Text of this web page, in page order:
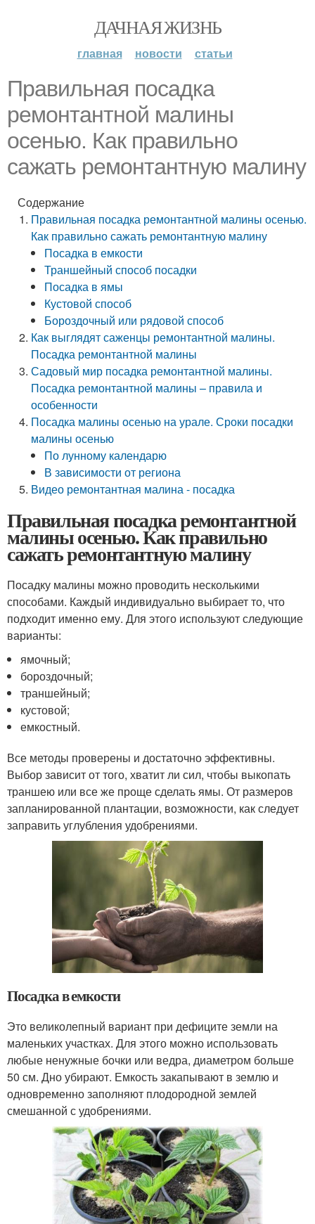
ДАЧНАЯ ЖИЗНЬ
главная новости статьи
Правильная посадка
ремонтантной малины
осенью. Как правильно
сажать ремонтантную малину
Содержание
Правильная посадка ремонтантной малины осенью.
Как правильно сажать ремонтантную малину
Посадка в емкости
Траншейный способ посадки
Посадка в ямы
Кустовой способ
Бороздочный или рядовой способ
Как выглядят саженцы ремонтантной малины.
Посадка ремонтантной малины
Садовый мир посадка ремонтантной малины.
Посадка ремонтантной малины – правила и
особенности
Посадка малины осенью на урале. Сроки посадки
малины осенью
По лунному календарю
В зависимости от региона
Видео ремонтантная малина - посадка
Правильная посадка ремонтантной
малины осенью. Как правильно
сажать ремонтантную малину
Посадку малины можно проводить несколькими
способами. Каждый индивидуально выбирает то, что
подходит именно ему. Для этого используют следующие
варианты:
ямочный;
бороздочный;
траншейный;
кустовой;
емкостный.
Все методы проверены и достаточно эффективны.
Выбор зависит от того, хватит ли сил, чтобы выкопать
траншею или все же проще сделать ямы. От размеров
запланированной плантации, возможности, как следует
заправить углубления удобрениями.
Посадка в емкости
Это великолепный вариант при дефиците земли на
маленьких участках. Для этого можно использовать
любые ненужные бочки или ведра, диаметром больше
50 см. Дно убирают. Емкость закапывают в землю и
одновременно заполняют плодородной землей
смешанной с удобрениями.